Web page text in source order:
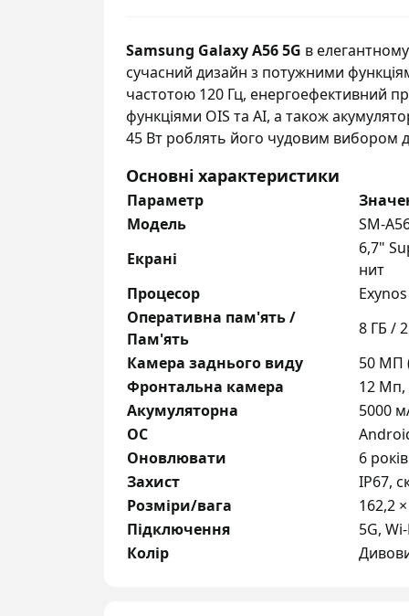
Samsung Galaxy A56 5G в
сучасний дизайн з потужними
частотою 120 Гц, енергоефективний
функціями OIS та AI, а також
45 Вт роблять його чудовим вибором
Основні характеристики
Параметр
Модель
SM-
Екрані
6,7"
нит
Процесор
Оперативна пам'ять /
Пам'ять
8 ГБ /
Камера заднього виду
50 МП
Фронтальна камера
12 Мп,
Акумуляторна
5000
ОС
Оновлювати
6
Захист
IP67,
Розміри/вага
162,2
Підключення
5G,
Колір